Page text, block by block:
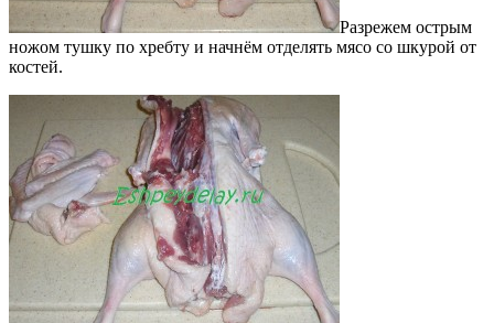
Разрежем острым
ножом тушку по хребту и начнём отделять мясо со шкурой от
костей.